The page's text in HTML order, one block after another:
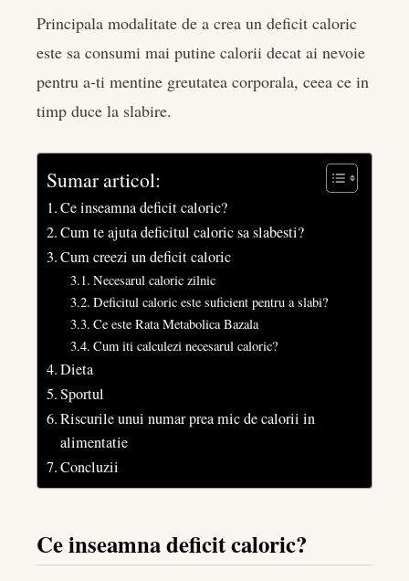
Principala modalitate de a crea un deficit caloric
este sa consumi mai putine calorii decat ai nevoie
pentru a-ti mentine greutatea corporala, ceea ce in
timp duce la slabire.
Sumar articol:
Ce inseamna deficit caloric?
Cum te ajuta deficitul caloric sa slabesti?
Cum creezi un deficit caloric
Necesarul caloric zilnic
Deficitul caloric este suficient pentru a slabi?
Ce este Rata Metabolica Bazala
Cum iti calculezi necesarul caloric?
Dieta
Sportul
Riscurile unui numar prea mic de calorii in
alimentatie
Concluzii
Ce inseamna deficit caloric?